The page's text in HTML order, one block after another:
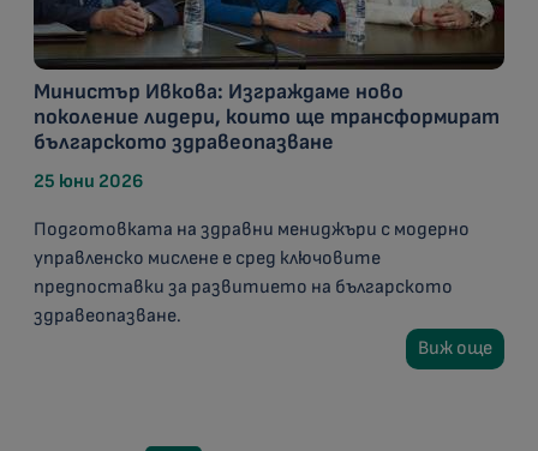
Министър Ивкова: Изграждаме ново
поколение лидери, които ще трансформират
българското здравеопазване
25 юни 2026
Подготовката на здравни мениджъри с модерно
управленско мислене е сред ключовите
предпоставки за развитието на българското
здравеопазване.
Виж още